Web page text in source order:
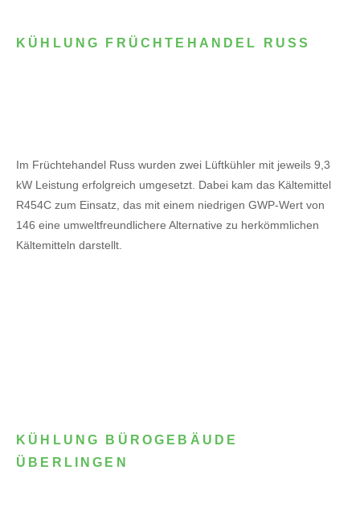
KÜHLUNG FRÜCHTEHANDEL RUSS
Im Früchtehandel Russ wurden zwei Lüftkühler mit jeweils 9,3
kW Leistung erfolgreich umgesetzt. Dabei kam das Kältemittel
R454C zum Einsatz, das mit einem niedrigen GWP-Wert von
146 eine umweltfreundlichere Alternative zu herkömmlichen
Kältemitteln darstellt.
KÜHLUNG BÜROGEBÄUDE
ÜBERLINGEN